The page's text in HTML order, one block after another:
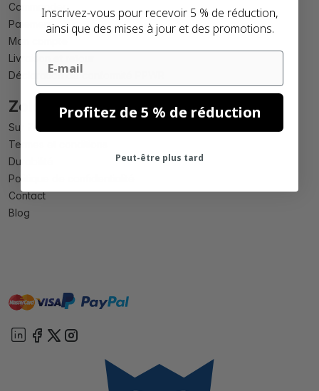
Commander
Paiement
Mon compte
Livraison et retour
Déclaration de conformité PPWR
Zolemba
Sur Zolemba
Termes et conditions
Durabilité
Politique de confidentialité
Contact
Blog
mastervisa paypal
Inscrivez-vous pour recevoir 5 % de réduction,
ainsi que des mises à jour et des promotions.
Email
Profitez de 5 % de réduction
Peut-être plus tard